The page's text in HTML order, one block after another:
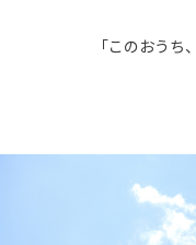
「このおうち